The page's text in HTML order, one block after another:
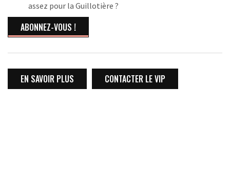
assez pour la Guillotière ?
ABONNEZ-VOUS !
EN SAVOIR PLUS CONTACTER LE VIP